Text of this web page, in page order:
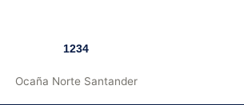
1234
Ocaña Norte Santander